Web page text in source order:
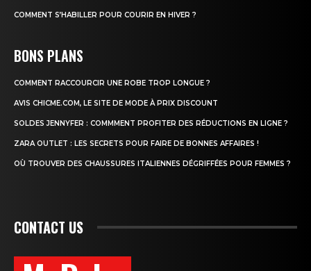
COMMENT S’HABILLER POUR COURIR EN HIVER ?
BONS PLANS
COMMENT RACCOURCIR UNE ROBE TROP LONGUE ?
AVIS CHICME.COM, LE SITE DE MODE À PRIX DISCOUNT
SOLDES JENNYFER : COMMMENT PROFITER DES RÉDUCTIONS EN LIGNE ?
ZARA OUTLET : LES SECRETS POUR FAIRE DE BONNES AFFAIRES !
OÙ TROUVER DES CHAUSSURES ITALIENNES DÉGRIFFÉES POUR FEMMES ?
CONTACT US